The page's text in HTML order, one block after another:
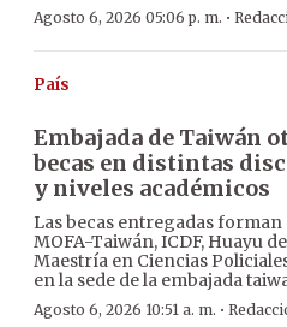
Agosto 6, 2026 05:06 p. m. ·
País
Embajada de Taiwán
becas en distintas
y niveles académicos
Las becas entregadas
MOFA-Taiwán, ICDF, Huayu
Maestría en Ciencias
en la sede de la embajada
Agosto 6, 2026 10:51 a. m. ·